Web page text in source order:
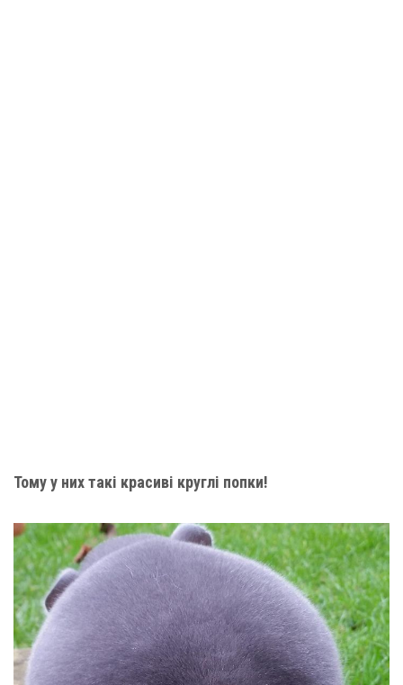
Тому у них такі красиві круглі попки!